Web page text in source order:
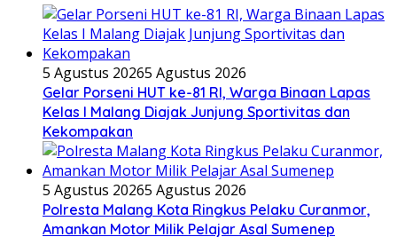
5 Agustus 20265 Agustus 2026
Gelar Porseni HUT ke-81 RI, Warga Binaan Lapas
Kelas I Malang Diajak Junjung Sportivitas dan
Kekompakan
5 Agustus 20265 Agustus 2026
Polresta Malang Kota Ringkus Pelaku Curanmor,
Amankan Motor Milik Pelajar Asal Sumenep